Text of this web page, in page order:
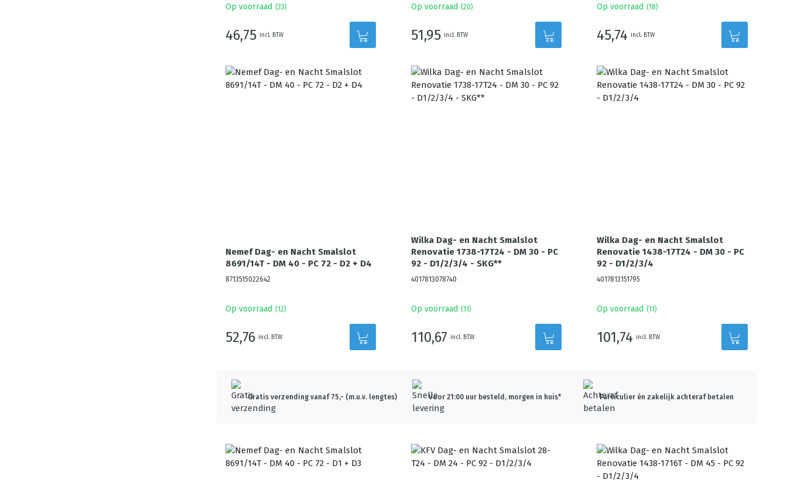
Op voorraad (33)
46,75 incl. BTW
Op voorraad (20)
51,95 incl. BTW
Op voorraad (18)
45,74 incl. BTW
Nemef Dag- en Nacht Smalslot
8691/14T - DM 40 - PC 72 - D2 + D4
8713515022642
Op voorraad (12)
52,76 incl. BTW
Wilka Dag- en Nacht Smalslot
Renovatie 1738-17T24 - DM 30 - PC
92 - D1/2/3/4 - SKG**
4017813078740
Op voorraad (11 )
110,67 incl. BTW
Wilka Dag- en Nacht Smalslot
Renovatie 1438-17T24 - DM 30 - PC
92 - D1/2/3/4
4017813151795
Op voorraad (11 )
101,74 incl. BTW
Gratis verzending vanaf 75,- (m.u.v. lengtes) Voor 21:00 uur besteld, morgen in huis* Particulier én zakelijk achteraf betalen